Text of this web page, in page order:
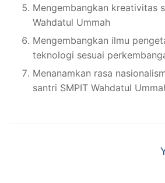
Mengembangkan kreativitas
Wahdatul Ummah
Mengembangkan ilmu
teknologi sesuai
Menanamkan rasa
santri SMPIT Wahdatul